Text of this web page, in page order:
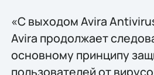
«С выходом Avira
Avira продолжает
основному принципу
пользователей от